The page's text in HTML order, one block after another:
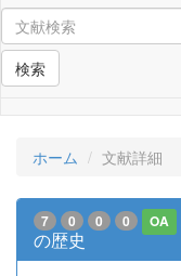
検索
ホーム 文献詳細
7 0 0 0 OA
の歴史